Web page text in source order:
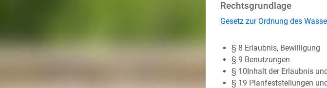
Rechtsgrundlage
Gesetz zur Ordnung des
§ 8 Erlaubnis, Bewilligung
§ 9 Benutzungen
§ 10Inhalt der Erlaubnis
§ 19 Planfeststellungen